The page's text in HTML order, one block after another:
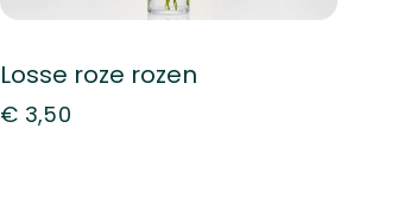
Losse roze rozen
€ 3,50